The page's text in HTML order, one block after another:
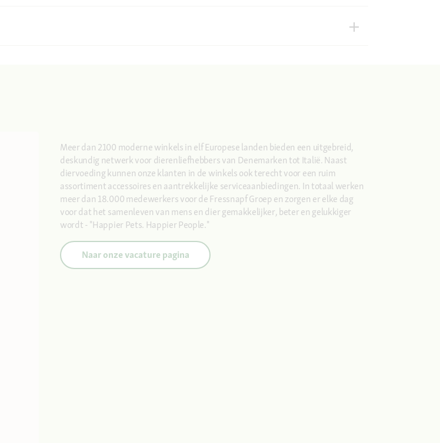
Meer dan 2100 moderne winkels in elf Europese landen bieden een uitgebreid,
deskundig netwerk voor dierenliefhebbers van Denemarken tot Italië. Naast
diervoeding kunnen onze klanten in de winkels ook terecht voor een ruim
assortiment accessoires en aantrekkelijke serviceaanbiedingen. In totaal werken
meer dan 18.000 medewerkers voor de Fressnapf Groep en zorgen er elke dag
voor dat het samenleven van mens en dier gemakkelijker, beter en gelukkiger
wordt - "Happier Pets. Happier People."
Naar onze vacature pagina